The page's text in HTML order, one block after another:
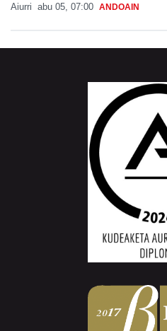
Aiurri abu 05, 07:00 ANDOAIN